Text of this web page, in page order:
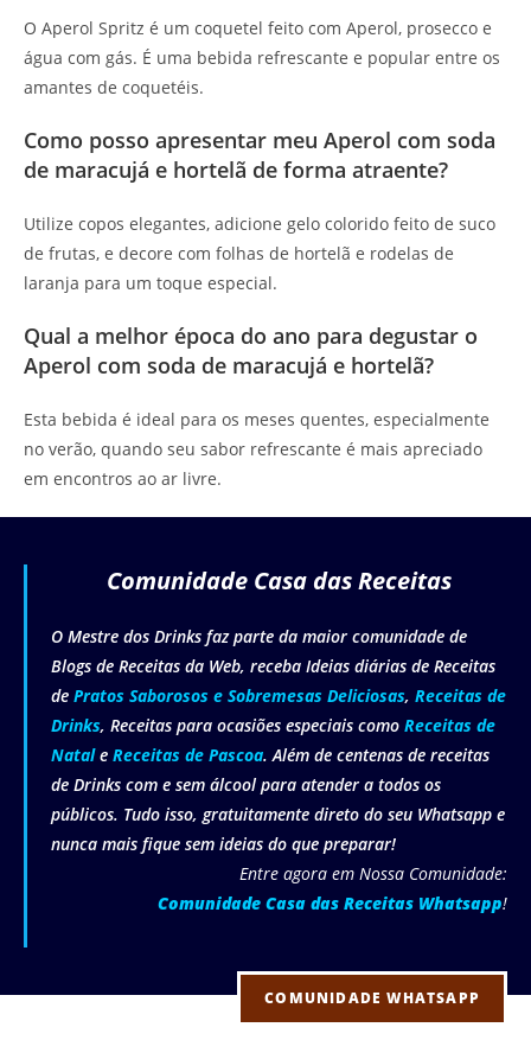
O Aperol Spritz é um coquetel feito com Aperol, prosecco e
água com gás. É uma bebida refrescante e popular entre os
amantes de coquetéis.
Como posso apresentar meu Aperol com soda
de maracujá e hortelã de forma atraente?
Utilize copos elegantes, adicione gelo colorido feito de suco
de frutas, e decore com folhas de hortelã e rodelas de
laranja para um toque especial.
Qual a melhor época do ano para degustar o
Aperol com soda de maracujá e hortelã?
Esta bebida é ideal para os meses quentes, especialmente
no verão, quando seu sabor refrescante é mais apreciado
em encontros ao ar livre.
Comunidade Casa das Receitas
O Mestre dos Drinks faz parte da maior comunidade de
Blogs de Receitas da Web, receba Ideias diárias de Receitas
de Pratos Saborosos e Sobremesas Deliciosas, Receitas de
Drinks, Receitas para ocasiões especiais como Receitas de
Natale Receitas de Pascoa. Além de centenas de receitas
de Drinks com e sem álcool para atender a todos os
públicos. Tudo isso, gratuitamente direto do seu Whatsapp e
nunca mais fique sem ideias do que preparar!
Entre agora em Nossa Comunidade:
Comunidade Casa das Receitas Whatsapp!
COMUNIDADE WHATSAPP